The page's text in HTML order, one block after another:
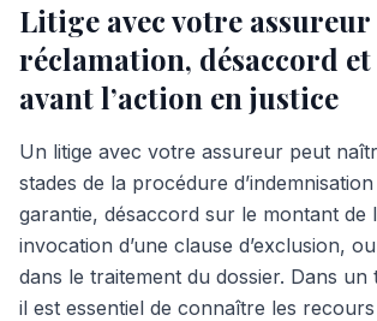
Litige avec votre assureur
réclamation, désaccord
avant l’action en justice
Un litige avec votre assureur peut
stades de la procédure
garantie, désaccord sur le montant de
invocation d’une clause d’exclusion,
dans le traitement du dossier. Dans un
il est essentiel de connaître les